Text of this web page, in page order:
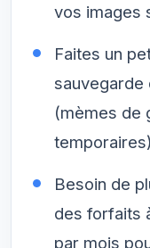
vos images
Faites un
sauvegarde
(mèmes de
Besoin de
des forfaits
par mois